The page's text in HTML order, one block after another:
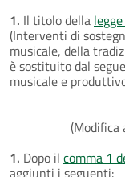
1. Il titolo della
(Interventi di
musicale, della
è sostituito dal
musicale e
1. Dopo il comma 1
aggiunti i seguenti: